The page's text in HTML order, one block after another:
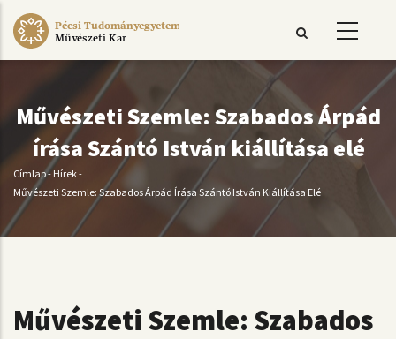
Ugrás
Pécsi Tudományegyetem
Művészeti Kar
Művészeti Szemle: Szabados Árpád
írása Szántó István kiállítása elé
Morzsa
Címlap-Hírek-
Művészeti Szemle: Szabados Árpád Írása Szántó István Kiállítása Elé
Művészeti Szemle: Szabados